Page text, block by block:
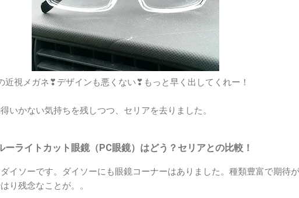
近視メガネ❣デザインも悪くない❣もっと早く出してくれー！
いかない気持ちを残しつつ、セリアを去りました。
ライトカット眼鏡（PC眼鏡）はどう？セリアとの比較！
イソーです。ダイソーにも眼鏡コーナーはありました。種類豊富で期待が
り残念なことが。。